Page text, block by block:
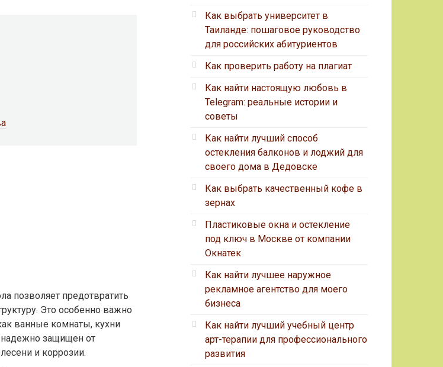
позволяет предотвратить
Это особенно важно
ванные комнаты, кухни
надежно защищен от
и коррозии.
Как выбрать университет в
Таиланде: пошаговое руководство
для российских абитуриентов
Как проверить работу на плагиат
Как найти настоящую любовь в
Telegram: реальные истории и
советы
Как найти лучший способ
остекления балконов и лоджий для
своего дома в Дедовске
Как выбрать качественный кофе в
зернах
Пластиковые окна и остекление
под ключ в Москве от компании
Окнатек
Как найти лучшее наружное
рекламное агентство для моего
бизнеса
Как найти лучший учебный центр
арт-терапии для профессионального
развития